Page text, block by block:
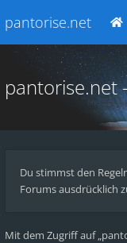
pantorise.net
pantorise.net
Du stimmst den
Forums ausdrücklich
Mit dem Zugriff auf